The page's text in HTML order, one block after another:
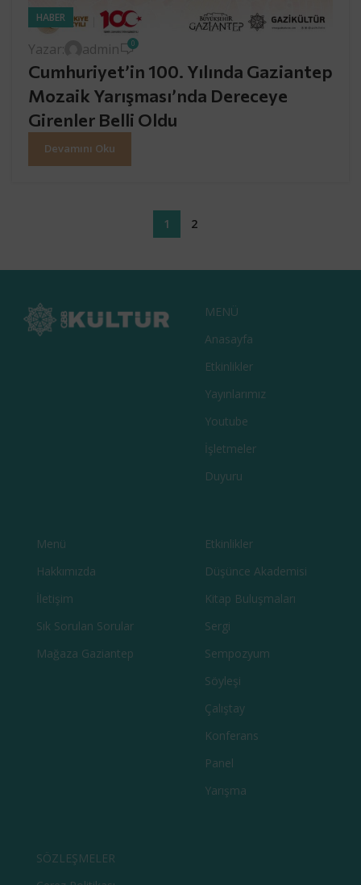
HABER
Yazar: admin 0
Cumhuriyet’in 100. Yılında Gaziantep
Mozaik Yarışması’nda Dereceye
Girenler Belli Oldu
Devamını Oku
1 2
MENÜ
Anasayfa
Etkinlikler
Yayınlarımız
Youtube
İşletmeler
Duyuru
Menü
Hakkımızda
İletişim
Sık Sorulan Sorular
Mağaza Gaziantep
Etkinlikler
Düşünce Akademisi
Kitap Buluşmaları
Sergi
Sempozyum
Söyleşi
Çalıştay
Konferans
Panel
Yarışma
SÖZLEŞMELER